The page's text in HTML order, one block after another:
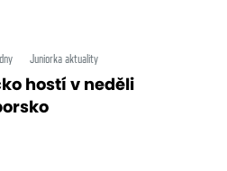
Juniorka aktuality
hostí v neděli